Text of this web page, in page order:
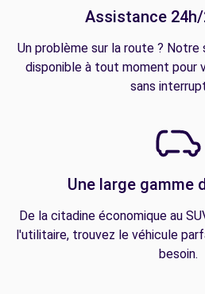
Assistance
Un problème sur la route ?
disponible à tout moment pour
sans
Une large gamme
De la citadine économique au
l'utilitaire, trouvez le véhicule
besoin.